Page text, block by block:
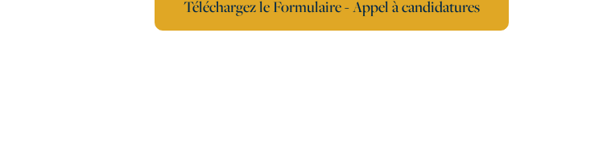
Téléchargez le Formulaire - Appel à candidatures